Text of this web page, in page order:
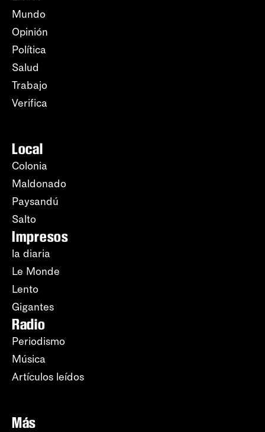
Mundo
Opinión
Política
Salud
Trabajo
Verifica
Local
Colonia
Maldonado
Paysandú
Salto
Impresos
la diaria
Le Monde
Lento
Gigantes
Radio
Periodismo
Música
Artículos leídos
Más